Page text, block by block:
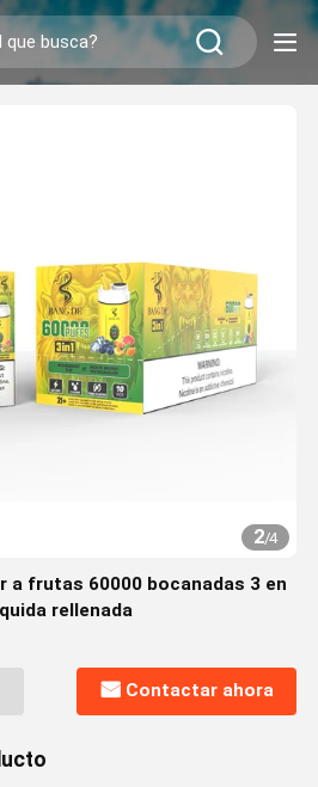
2/4
a frutas 60000 bocanadas 3 en
rellenada
Contactar ahora